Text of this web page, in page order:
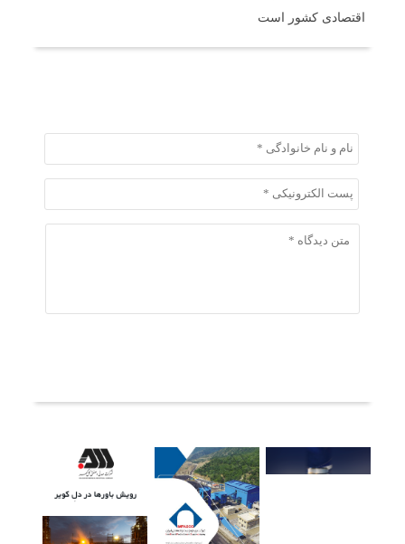
اقتصادی کشور است